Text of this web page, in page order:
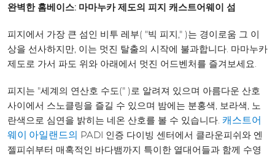
완벽한 홈베이스: 마마누카 제도의 피지 캐스트어웨이 섬
피지에서 가장 큰 섬인 비투 레부( "빅 피지," )는 경이로움 그 이
상을 선사하지만, 이는 멋진 탈출의 시작에 불과합니다. 마마누카
제도로 가서 파도 위와 아래에서 멋진 어드벤처를 즐겨보세요.
피지는 "세계의 연산호 수도(" )로 알려져 있으며 아름다운 산호
사이에서 스노클링을 즐길 수 있으며 밤에는 분홍색, 보라색, 노
란색으로 심연을 밝히는 네온 산호를 볼 수 있습니다. 캐스트어
웨이 아일랜드의 PADI 인증 다이빙 센터에서 클라운피쉬와 엔
젤피쉬부터 매혹적인 바다뱀까지 특이한 열대어들과 함께 수영